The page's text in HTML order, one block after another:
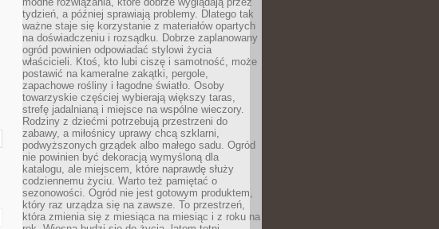
tydzień, a później sprawiają problemy. Dlatego tak
ważne staje się korzystanie z materiałów opartych
na doświadczeniu i rozsądku. Dobrze zaplanowany
ogród powinien odpowiadać stylowi życia
właścicieli. Ktoś, kto lubi ciszę i samotność, może
postawić na kameralne zakątki, pergole,
zapachowe rośliny i łagodne światło. Osoby
towarzyskie częściej wybierają większy taras,
strefę jadalnianą i miejsce na wspólne wieczory.
Rodziny z dziećmi potrzebują przestrzeni do
zabawy, a miłośnicy uprawy chcą szklarni,
podwyższonych grządek albo małego sadu. Ogród
nie powinien być dekoracją wymyśloną dla
katalogu, ale miejscem, które naprawdę służy
codziennemu życiu. Warto też pamiętać o
sezonowości. Ogród nie jest gotowym produktem,
który raz urządza się na zawsze. To przestrzeń,
która zmienia się z miesiąca na miesiąc i z roku na